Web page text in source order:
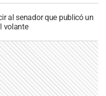
al senador que publicó un
volante